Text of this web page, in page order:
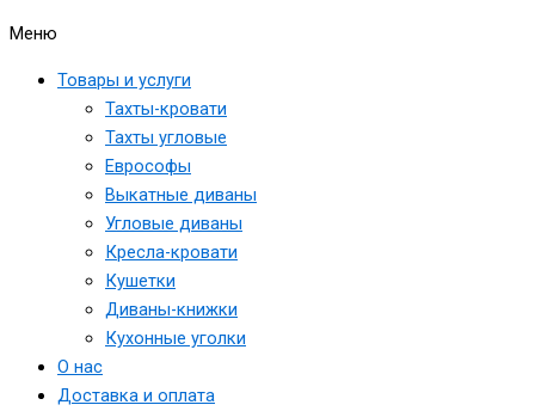
Меню
Товары и услуги
Тахты-кровати
Тахты угловые
Еврософы
Выкатные диваны
Угловые диваны
Кресла-кровати
Кушетки
Диваны-книжки
Кухонные уголки
О нас
Доставка и оплата